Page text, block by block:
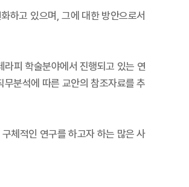
하고 있으며, 그에 대한 방안으로서
피 학술분야에서 진행되고 있는 연
분석에 따른 교안의 참조자료를 추
체적인 연구를 하고자 하는 많은 사